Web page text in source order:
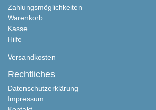
Zahlungsmöglichkeiten
Warenkorb
Kasse
Hilfe
Versandkosten
Rechtliches
Datenschutzerklärung
Impressum